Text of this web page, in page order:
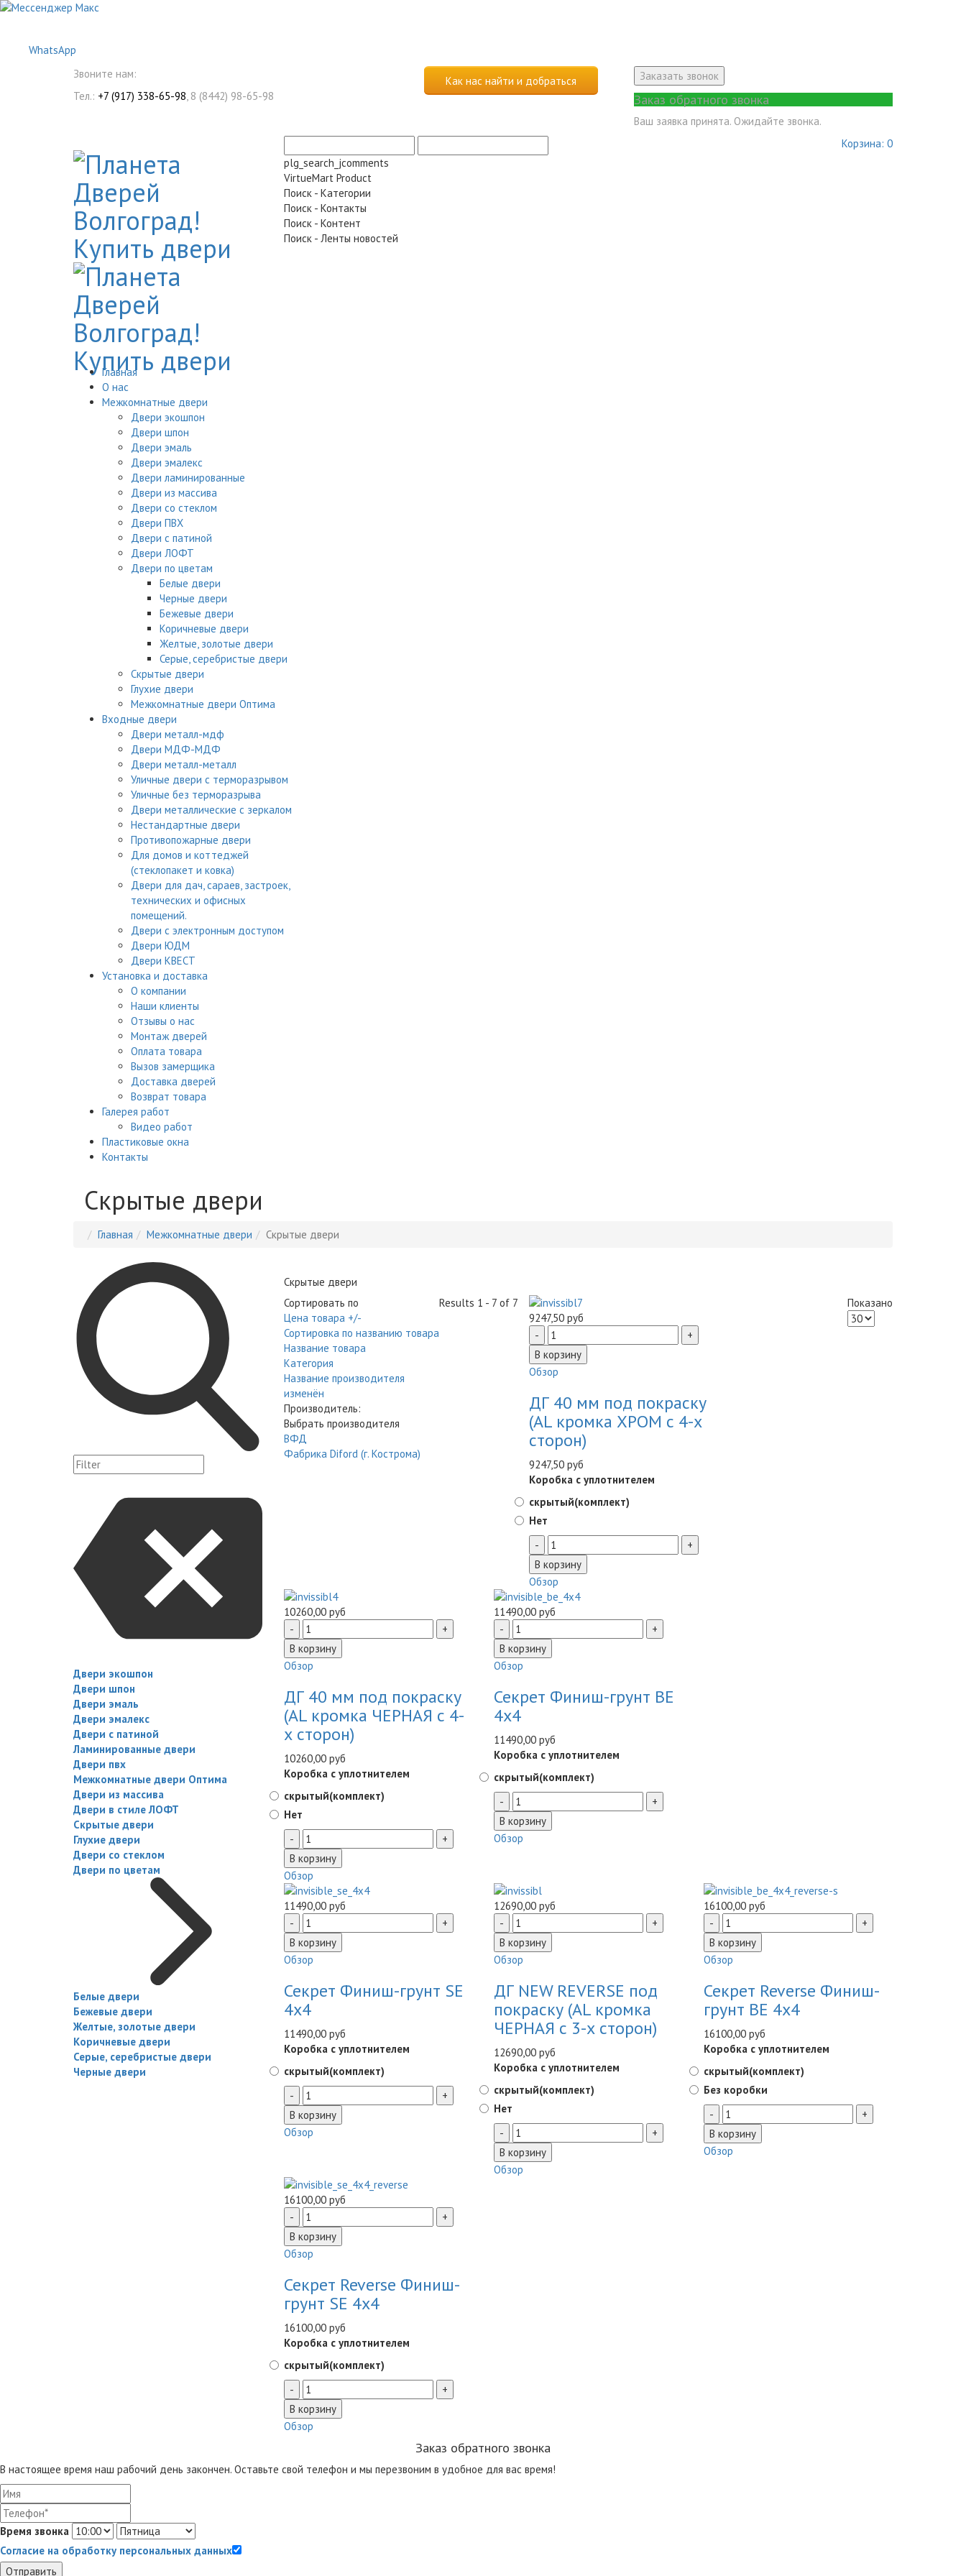
WhatsApp
Звоните нам:
Тел.: +7 (917) 338-65-98, 8 (8442) 98-65-98
Как нас найти и добраться Заказать звонок
Заказ обратного звонка
Ваш заявка принята. Ожидайте звонка.
plg_search_jcomments
VirtueMart Product
Поиск - Категории
Поиск - Контакты
Поиск - Контент
Поиск - Ленты новостей
Корзина: 0
Главная
О нас
Межкомнатные двери
Двери экошпон
Двери шпон
Двери эмаль
Двери эмалекс
Двери ламинированные
Двери из массива
Двери со стеклом
Двери ПВХ
Двери с патиной
Двери ЛОФТ
Двери по цветам
Белые двери
Черные двери
Бежевые двери
Коричневые двери
Желтые, золотые двери
Серые, серебристые двери
Скрытые двери
Глухие двери
Межкомнатные двери Оптима
Входные двери
Двери металл-мдф
Двери МДФ-МДФ
Двери металл-металл
Уличные двери с терморазрывом
Уличные без терморазрыва
Двери металлические с зеркалом
Нестандартные двери
Противопожарные двери
Для домов и коттеджей
(стеклопакет и ковка)
Двери для дач, сараев, застроек,
технических и офисных
помещений.
Двери с электронным доступом
Двери ЮДМ
Двери КВЕСТ
Установка и доставка
О компании
Наши клиенты
Отзывы о нас
Монтаж дверей
Оплата товара
Вызов замерщика
Доставка дверей
Возврат товара
Галерея работ
Видео работ
Пластиковые окна
Контакты
Скрытые двери
Главная Межкомнатные двери Скрытые двери
Двери экошпон
Двери шпон
Двери эмаль
Двери эмалекс
Двери с патиной
Ламинированные двери
Двери пвх
Межкомнатные двери Оптима
Двери из массива
Двери в стиле ЛОФТ
Скрытые двери
Глухие двери
Двери со стеклом
Двери по цветам
Белые двери
Бежевые двери
Желтые, золотые двери
Коричневые двери
Серые, серебристые двери
Черные двери
Скрытые двери
Сортировать по
Цена товара +/-
Сортировка по названию товара
Название товара
Категория
Название производителя
изменён
Производитель:
Выбрать производителя
ВФД
Фабрика Diford (г. Кострома)
Показано
Results 1 - 7 of 7
9247,50 руб
Обзор
ДГ 40 мм под покраску
(AL кромка ХРОМ с 4-х
сторон)
9247,50 руб
Коробка с уплотнителем
скрытый(комплект)
Нет
Обзор
10260,00 руб
Обзор
ДГ 40 мм под покраску
(AL кромка ЧЕРНАЯ с 4-
х сторон)
10260,00 руб
Коробка с уплотнителем
скрытый(комплект)
Нет
Обзор
11490,00 руб
Обзор
Секрет Финиш-грунт BE
4x4
11490,00 руб
Коробка с уплотнителем
скрытый(комплект)
Обзор
11490,00 руб
Обзор
Секрет Финиш-грунт SE
4x4
11490,00 руб
Коробка с уплотнителем
скрытый(комплект)
Обзор
12690,00 руб
Обзор
ДГ NEW REVERSE под
покраску (AL кромка
ЧЕРНАЯ с 3-х сторон)
12690,00 руб
Коробка с уплотнителем
скрытый(комплект)
Нет
Обзор
16100,00 руб
Обзор
Секрет Reverse Финиш-
грунт BE 4x4
16100,00 руб
Коробка с уплотнителем
скрытый(комплект)
Без коробки
Обзор
16100,00 руб
Обзор
Секрет Reverse Финиш-
грунт SE 4x4
16100,00 руб
Коробка с уплотнителем
скрытый(комплект)
Обзор
Заказ обратного звонка
В настоящее время наш рабочий день закончен. Оставьте свой телефон и мы перезвоним в удобное для вас время!
Время звонка
Согласие на обработку персональных данных
Отправить